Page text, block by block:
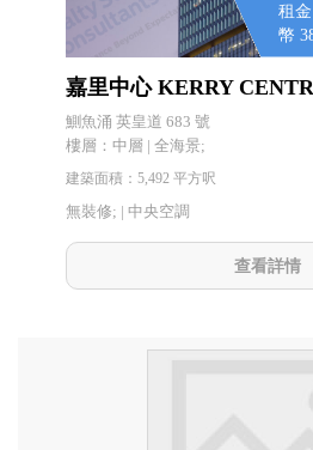
租
幣
嘉里中心 KERRY
鰂魚涌 英皇道 683 號
樓層：中層 | 全海景;
建築面積：5,492 平方呎
無裝修; | 中央空調
查看詳情